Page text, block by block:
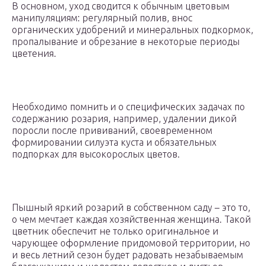
В основном, уход сводится к обычным цветовым
манипуляциям: регулярный полив, внос
органических удобрений и минеральных подкормок,
пропалывание и обрезание в некоторые периоды
цветения.
Необходимо помнить и о специфических задачах по
содержанию розария, например, удалении дикой
поросли после прививаний, своевременном
формировании силуэта куста и обязательных
подпорках для высокорослых цветов.
Пышный яркий розарий в собственном саду – это то,
о чем мечтает каждая хозяйственная женщина. Такой
цветник обеспечит не только оригинальное и
чарующее оформление придомовой территории, но
и весь летний сезон будет радовать незабываемым